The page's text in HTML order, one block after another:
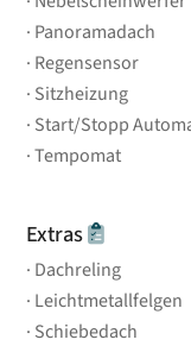
Panoramadach
Regensensor
Sitzheizung
Start/Stopp
Tempomat
Extras
Dachreling
Leichtmetallfelgen
Schiebedach